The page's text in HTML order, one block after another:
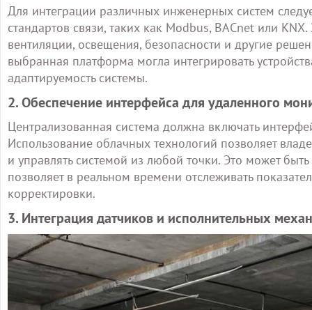
Для интеграции различных инженерных систем
стандартов связи, таких как Modbus, BACnet или
вентиляции, освещения, безопасности и другие
выбранная платформа могла интегрировать
адаптируемость системы.
2. Обеспечение интерфейса для удаленного
Централизованная система должна включать
Использование облачных технологий позволяет
и управлять системой из любой точки. Это может
позволяет в реальном времени отслеживать
корректировки.
3. Интеграция датчиков и исполнительных